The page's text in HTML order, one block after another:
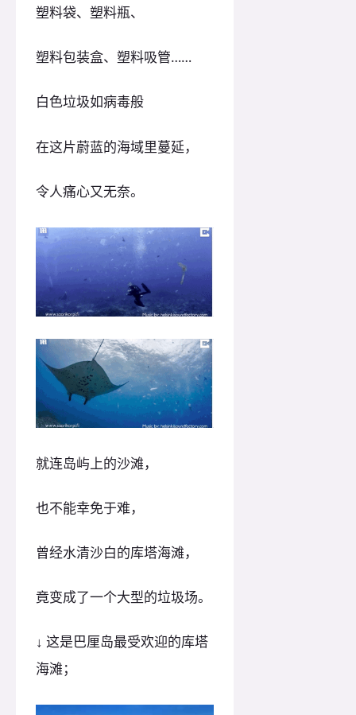
塑料袋、塑料瓶、
塑料包装盒、塑料吸管……
白色垃圾如病毒般
在这片蔚蓝的海域里蔓延，
令人痛心又无奈。
就连岛屿上的沙滩，
也不能幸免于难，
曾经水清沙白的库塔海滩，
竟变成了一个大型的垃圾场。
↓ 这是巴厘岛最受欢迎的库塔
海滩；